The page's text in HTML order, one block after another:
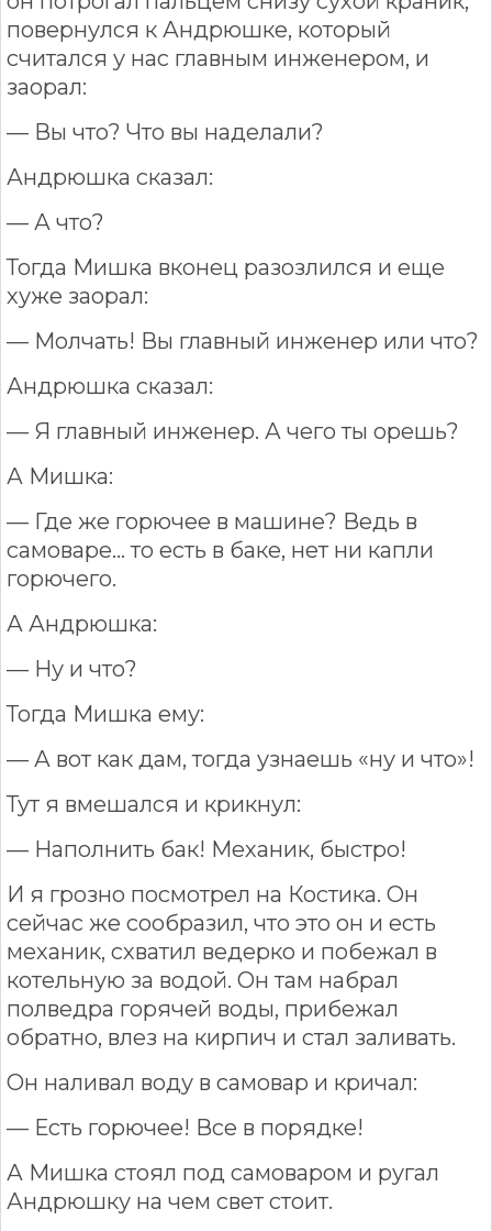
повернулся к Андрюшке, который
считался у нас главным инженером, и
заорал:
— Вы что? Что вы наделали?
Андрюшка сказал:
— А что?
Тогда Мишка вконец разозлился и еще
хуже заорал:
— Молчать! Вы главный инженер или что?
Андрюшка сказал:
— Я главный инженер. А чего ты орешь?
А Мишка:
— Где же горючее в машине? Ведь в
самоваре... то есть в баке, нет ни капли
горючего.
А Андрюшка:
— Ну и что?
Тогда Мишка ему:
— А вот как дам, тогда узнаешь «ну и что»!
Тут я вмешался и крикнул:
— Наполнить бак! Механик, быстро!
И я грозно посмотрел на Костика. Он
сейчас же сообразил, что это он и есть
механик, схватил ведерко и побежал в
котельную за водой. Он там набрал
полведра горячей воды, прибежал
обратно, влез на кирпич и стал заливать.
Он наливал воду в самовар и кричал:
— Есть горючее! Все в порядке!
А Мишка стоял под самоваром и ругал
Андрюшку на чем свет стоит.